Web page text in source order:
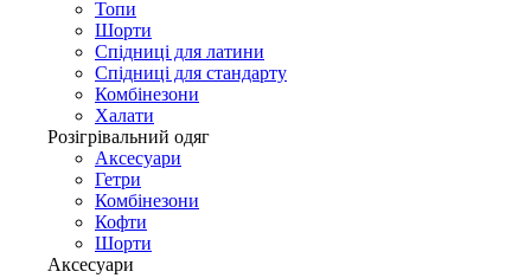
Топи
Шорти
Спідниці для латини
Спідниці для стандарту
Комбінезони
Халати
Розігрівальний одяг
Аксесуари
Гетри
Комбінезони
Кофти
Шорти
Аксесуари